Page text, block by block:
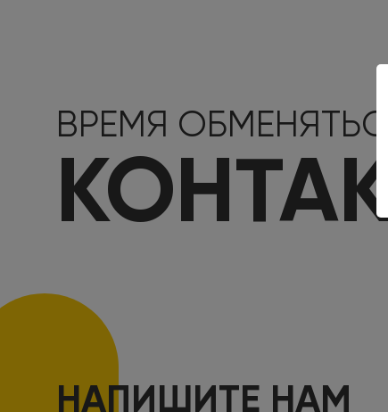
ВРЕМЯ
НАПИШИТЕ НАМ